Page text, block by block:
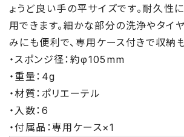
ょうど良い手の平サイズです。耐久性
用できます。細かな部分の洗浄やタイ
みにも便利で、専用ケース付きで収納
・スポンジ径：約φ105mm
・重量：4g
・材質：ポリエーテル
・入数：6
・付属品：専用ケース×1